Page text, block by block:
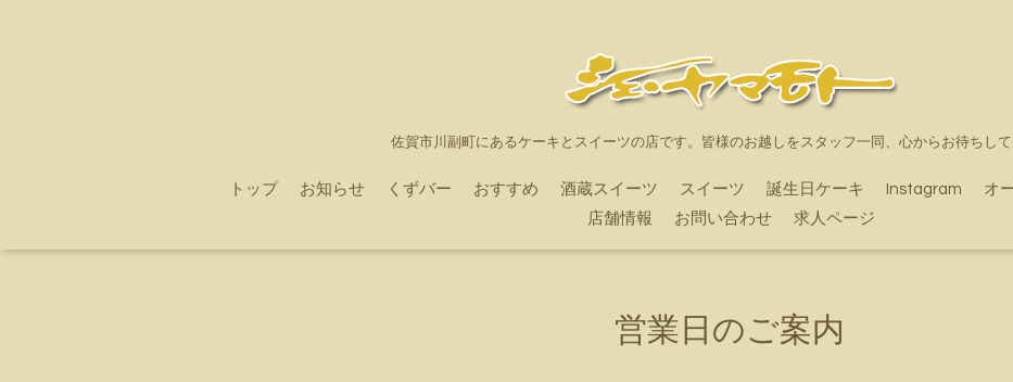
佐賀市川副町にあるケーキとスイーツの店です。皆様のお越しをスタッフ一同、心からお待ちして
トップ お知らせ くずバー おすすめ 酒蔵スイーツ スイーツ 誕生日ケーキ Instagram オ
店舗情報
お問い合わせ 求人ページ
営業日のご案内